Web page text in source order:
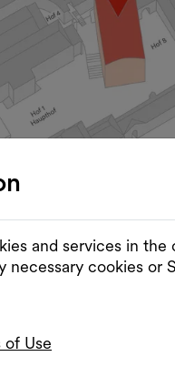
and services in
cookies or
of Use